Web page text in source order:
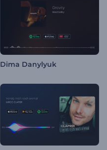
Dima Danylyuk